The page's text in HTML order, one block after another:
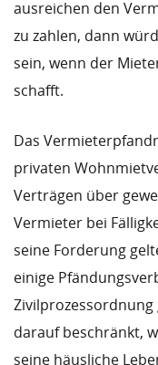
ausreichen den
zu zahlen, dann
sein, wenn der
schafft.
Das
privaten
Verträgen über
Vermieter bei
seine Forderung
einige
Zivilprozessordnung
darauf beschränkt,
seine häusliche